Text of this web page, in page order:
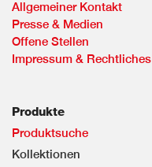
Allgemeiner Kontakt
Presse & Medien
Offene Stellen
Impressum & Rechtliches
Produkte
Produktsuche
Kollektionen